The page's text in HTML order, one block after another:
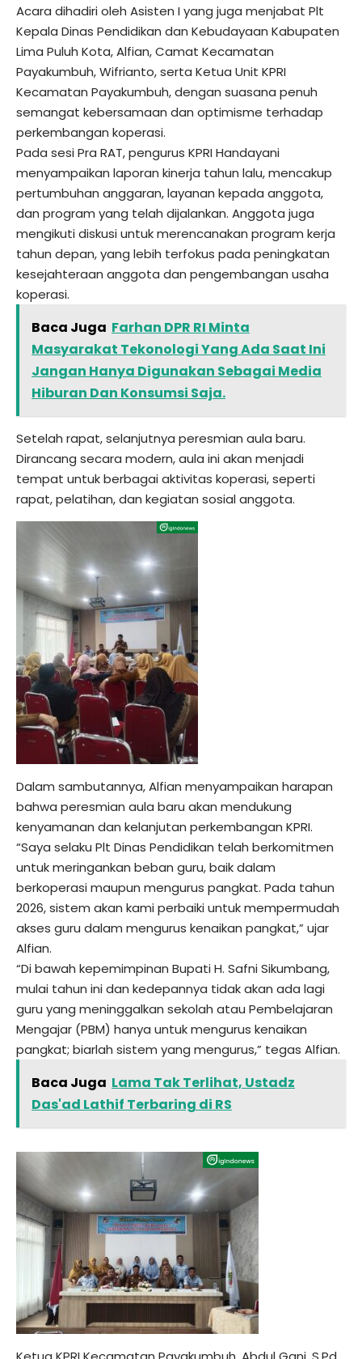
Acara dihadiri oleh Asisten I yang juga menjabat Plt
Kepala Dinas Pendidikan dan Kebudayaan Kabupaten
Lima Puluh Kota, Alfian, Camat Kecamatan
Payakumbuh, Wifrianto, serta Ketua Unit KPRI
Kecamatan Payakumbuh, dengan suasana penuh
semangat kebersamaan dan optimisme terhadap
perkembangan koperasi.
Pada sesi Pra RAT, pengurus KPRI Handayani
menyampaikan laporan kinerja tahun lalu, mencakup
pertumbuhan anggaran, layanan kepada anggota,
dan program yang telah dijalankan. Anggota juga
mengikuti diskusi untuk merencanakan program kerja
tahun depan, yang lebih terfokus pada peningkatan
kesejahteraan anggota dan pengembangan usaha
koperasi.
Baca Juga Farhan DPR RI Minta
Masyarakat Tekonologi Yang Ada Saat Ini
Jangan Hanya Digunakan Sebagai Media
Hiburan Dan Konsumsi Saja.
Setelah rapat, selanjutnya peresmian aula baru.
Dirancang secara modern, aula ini akan menjadi
tempat untuk berbagai aktivitas koperasi, seperti
rapat, pelatihan, dan kegiatan sosial anggota.
Dalam sambutannya, Alfian menyampaikan harapan
bahwa peresmian aula baru akan mendukung
kenyamanan dan kelanjutan perkembangan KPRI.
“Saya selaku Plt Dinas Pendidikan telah berkomitmen
untuk meringankan beban guru, baik dalam
berkoperasi maupun mengurus pangkat. Pada tahun
2026, sistem akan kami perbaiki untuk mempermudah
akses guru dalam mengurus kenaikan pangkat,” ujar
Alfian.
“Di bawah kepemimpinan Bupati H. Safni Sikumbang,
mulai tahun ini dan kedepannya tidak akan ada lagi
guru yang meninggalkan sekolah atau Pembelajaran
Mengajar (PBM) hanya untuk mengurus kenaikan
pangkat; biarlah sistem yang mengurus,” tegas Alfian.
Baca Juga Lama Tak Terlihat, Ustadz
Das'ad Lathif Terbaring di RS